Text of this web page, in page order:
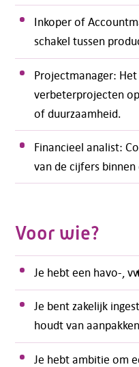
Inkoper of
schakel tussen
Projectmanager:
verbeterprojecten
of duurzaamheid.
Financieel analist:
van de cijfers
Voor wie?
Je hebt een havo-,
Je bent zakelijk
houdt van
Je hebt ambitie om